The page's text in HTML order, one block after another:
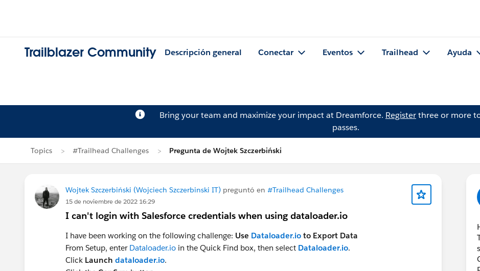
Trailblazer Community Descripción general Conectar Eventos Trailhead Ayuda
Bring your team and maximize your impact at Dreamforce. Registerthree or more
passes.
Topics #Trailhead Challenges Pregunta de Wojtek Szczerbiński
Wojtek Szczerbiński (Wojciech Szczerbinski IT) preguntó en #Trailhead Challenges
15 de noviembre de 2022 16:29
I can't login with Salesforce credentials when using dataloader.io
I have been working on the following challenge: Use Dataloader.io to Export Data
From Setup, enter Dataloader.io in the Quick Find box, then select Dataloader.io.
Click Launch dataloader.io.